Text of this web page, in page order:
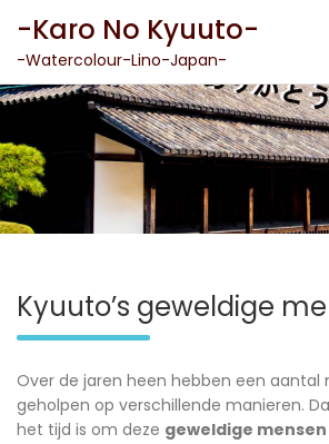
content
-Karo No Kyuuto-
-Watercolour-Lino-Japan-
Kyuuto’s geweldige
Over de jaren heen hebben een aantal
geholpen op verschillende manieren.
het tijd is om deze geweldige mensen